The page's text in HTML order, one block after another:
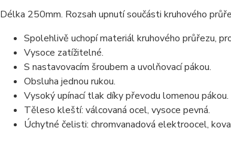
Délka 250mm. Rozsah upnutí součásti kruhového
Spolehlivě uchopí materiál kruhového průřezu,
Vysoce zatížitelné.
S nastavovacím šroubem a uvolňovací pákou.
Obsluha jednou rukou.
Vysoký upínací tlak díky převodu lomenou pákou.
Těleso kleští: válcovaná ocel, vysoce pevná.
Úchytné čelisti: chromvanadová elektroocel,